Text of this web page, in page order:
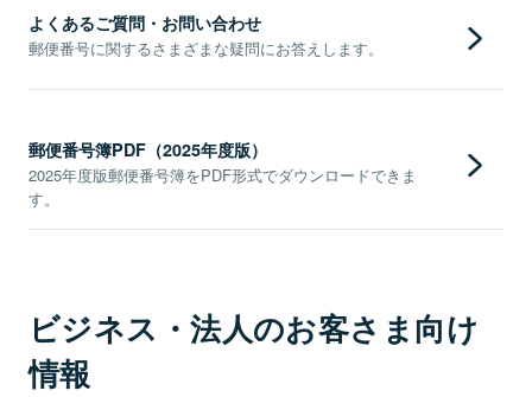
よくあるご質問・お問い合わせ
郵便番号に関するさまざまな疑問にお答えします。
郵便番号簿PDF（2025年度版）
2025年度版郵便番号簿をPDF形式でダウンロードできま
す。
ビジネス・法人のお客さま向け
情報